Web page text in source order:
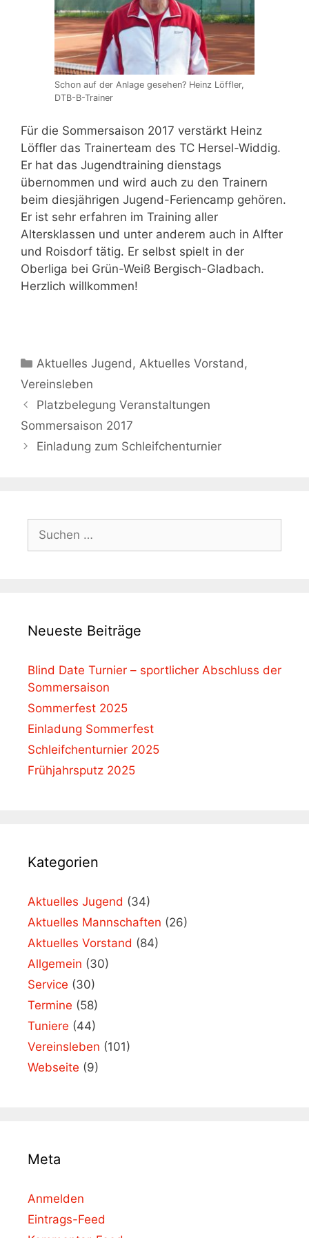
Schon auf der Anlage gesehen? Heinz Löffler,
DTB-B-Trainer
Für die Sommersaison 2017 verstärkt Heinz
Löffler das Trainerteam des TC Hersel-Widdig.
Er hat das Jugendtraining dienstags
übernommen und wird auch zu den Trainern
beim diesjährigen Jugend-Feriencamp gehören.
Er ist sehr erfahren im Training aller
Altersklassen und unter anderem auch in Alfter
und Roisdorf tätig. Er selbst spielt in der
Oberliga bei Grün-Weiß Bergisch-Gladbach.
Herzlich willkommen!
Kategorien
Aktuelles Jugend,Aktuelles Vorstand,
Vereinsleben
Platzbelegung Veranstaltungen
Sommersaison 2017
Einladung zum Schleifchenturnier
Suchen
nach:
Neueste Beiträge
Blind Date Turnier – sportlicher Abschluss der
Sommersaison
Sommerfest 2025
Einladung Sommerfest
Schleifchenturnier 2025
Frühjahrsputz 2025
Kategorien
Aktuelles Jugend (34)
Aktuelles Mannschaften (26)
Aktuelles Vorstand (84)
Allgemein (30)
Service (30)
Termine (58)
Tuniere (44)
Vereinsleben (101)
Webseite (9)
Meta
Anmelden
Eintrags-Feed